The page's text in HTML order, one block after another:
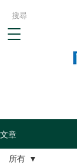
文章
所有